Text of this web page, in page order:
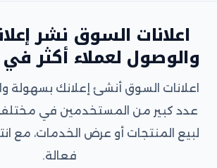
اعلانات السوق نشر
والوصول لعملاء أكثر
اعلانات السوق أنشئ إعلانك بسهولة
عدد كبير من المستخدمين في مختلف
لبيع المنتجات أو عرض الخدمات، مع
فعالة.